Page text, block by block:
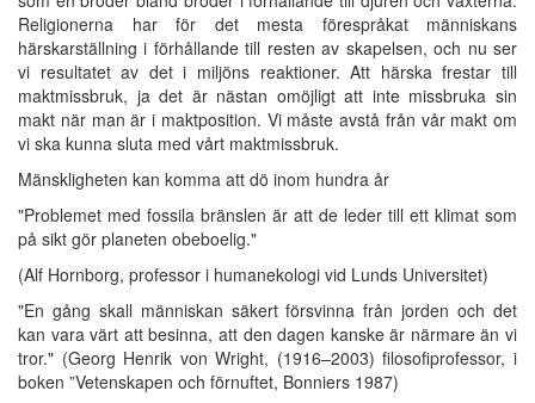
Religionerna har för det mesta förespråkat människans
härskarställning i förhållande till resten av skapelsen, och nu ser
vi resultatet av det i miljöns reaktioner. Att härska frestar till
maktmissbruk, ja det är nästan omöjligt att inte missbruka sin
makt när man är i maktposition. Vi måste avstå från vår makt om
vi ska kunna sluta med vårt maktmissbruk.
Mänskligheten kan komma att dö inom hundra år
"Problemet med fossila bränslen är att de leder till ett klimat som
på sikt gör planeten obeboelig."
(Alf Hornborg, professor i humanekologi vid Lunds Universitet)
"En gång skall människan säkert försvinna från jorden och det
kan vara värt att besinna, att den dagen kanske är närmare än vi
tror." (Georg Henrik von Wright, (1916–2003) filosofiprofessor, i
boken ”Vetenskapen och förnuftet, Bonniers 1987)